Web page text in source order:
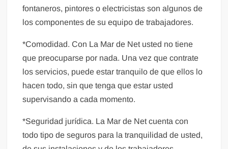
fontaneros, pintores o electricistas son algunos de
los componentes de su equipo de trabajadores.
*Comodidad. Con La Mar de Net usted no tiene
que preocuparse por nada. Una vez que contrate
los servicios, puede estar tranquilo de que ellos lo
hacen todo, sin que tenga que estar usted
supervisando a cada momento.
*Seguridad jurídica. La Mar de Net cuenta con
todo tipo de seguros para la tranquilidad de usted,